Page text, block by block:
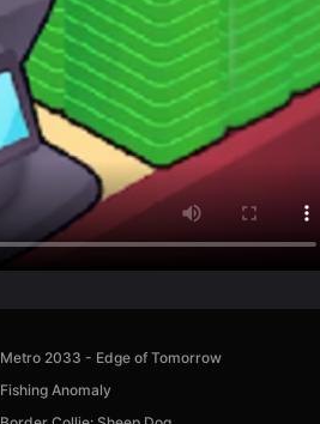
Metro 2033 - Edge of Tomorrow
Fishing Anomaly